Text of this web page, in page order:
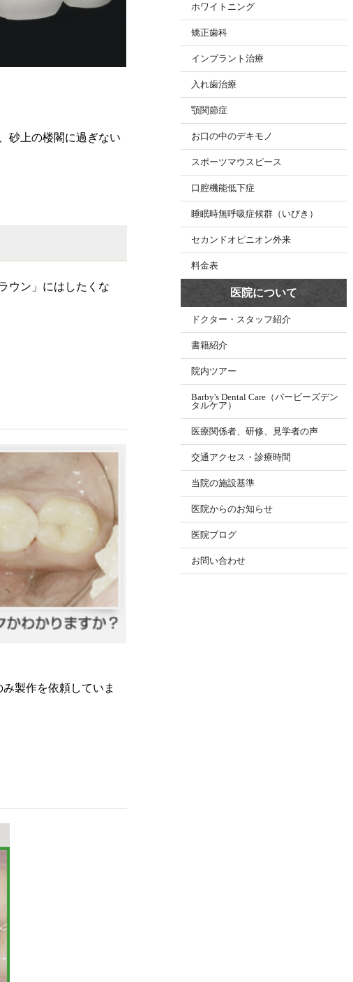
砂上の楼閣に過ぎない
ウン」にはしたくな
製作を依頼していま
ホワイトニング
矯正歯科
インプラント治療
入れ歯治療
顎関節症
お口の中のデキモノ
スポーツマウスピース
口腔機能低下症
睡眠時無呼吸症候群（いびき）
セカンドオピニオン外来
料金表
医院について
ドクター・スタッフ紹介
書籍紹介
院内ツアー
Barby's Dental Care（バービーズデン
タルケア）
医療関係者、研修、見学者の声
交通アクセス・診療時間
当院の施設基準
医院からのお知らせ
医院ブログ
お問い合わせ